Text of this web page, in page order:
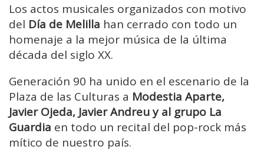
Los actos musicales organizados con motivo
del Día de Melilla han cerrado con todo un
homenaje a la mejor música de la última
década del siglo XX.
Generación 90 ha unido en el escenario de la
Plaza de las Culturas a Modestia Aparte,
Javier Ojeda, Javier Andreu y al grupo La
Guardia en todo un recital del pop-rock más
mítico de nuestro país.